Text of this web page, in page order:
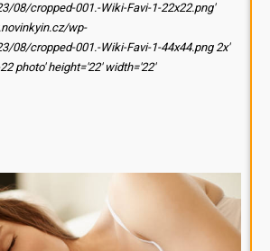
08/cropped-001.-Wiki-Favi-1-22x22.png'
wp-
08/cropped-001.-Wiki-Favi-1-44x44.png 2x'
photo' height='22' width='22'